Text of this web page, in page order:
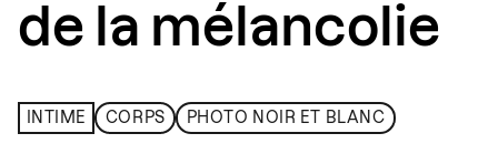
de la mélancolie
INTIME CORPS PHOTO NOIR ET BLANC